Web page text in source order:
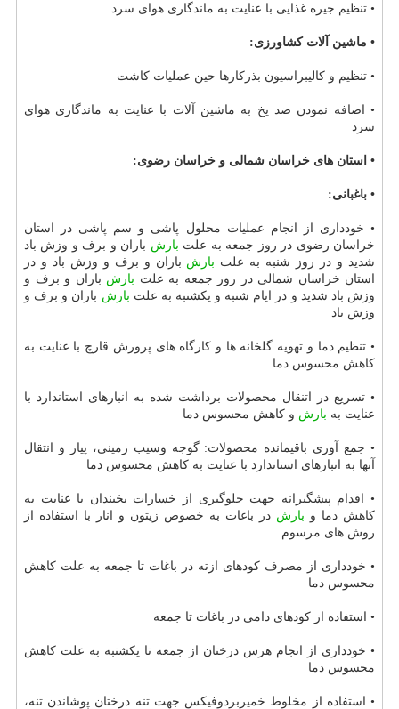
• تنظیم جیره غذایی با عنایت به ماندگاری هوای سرد
• ماشین آلات كشاورزی:
• تنظیم و كالیبراسیون بذركارها حین عملیات كاشت
• اضافه نمودن ضد یخ به ماشین آلات با عنایت به ماندگاری هوای
سرد
• استان های خراسان شمالی و خراسان رضوی:
• باغبانی:
• خودداری از انجام عملیات محلول پاشی و سم پاشی در استان
خراسان رضوی در روز جمعه به علت بارش باران و برف و وزش باد
شدید و در روز شنبه به علت بارش باران و برف و وزش باد و در
استان خراسان شمالی در روز جمعه به علت بارش باران و برف و
وزش باد شدید و در ایام شنبه و یكشنبه به علت بارش باران و برف و
وزش باد
• تنظیم دما و تهویه گلخانه ها و كارگاه های پرورش قارچ با عنایت به
كاهش محسوس دما
• تسریع در اتنقال محصولات برداشت شده به انبارهای استاندارد با
عنایت به بارش و كاهش محسوس دما
• جمع آوری باقیمانده محصولات: گوجه وسیب زمینی، پیاز و انتقال
آنها به انبارهای استاندارد با عنایت به كاهش محسوس دما
• اقدام پیشگیرانه جهت جلوگیری از خسارات یخبندان با عنایت به
كاهش دما و بارش در باغات به خصوص زیتون و انار با استفاده از
روش های مرسوم
• خودداری از مصرف كودهای ازته در باغات تا جمعه به علت كاهش
محسوس دما
• استفاده از كودهای دامی در باغات تا جمعه
• خودداری از انجام هرس درختان از جمعه تا یكشنبه به علت كاهش
محسوس دما
• استفاده از مخلوط خمیربردوفیكس جهت تنه درختان پوشاندن تنه،